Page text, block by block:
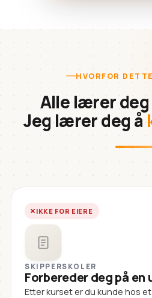
HVORFOR
Alle lærer
Jeg lærer deg å
IKKE FOR EIERE
SKIPPERSKOLER
Forbereder deg på en
Etter kurset er du kunde hos